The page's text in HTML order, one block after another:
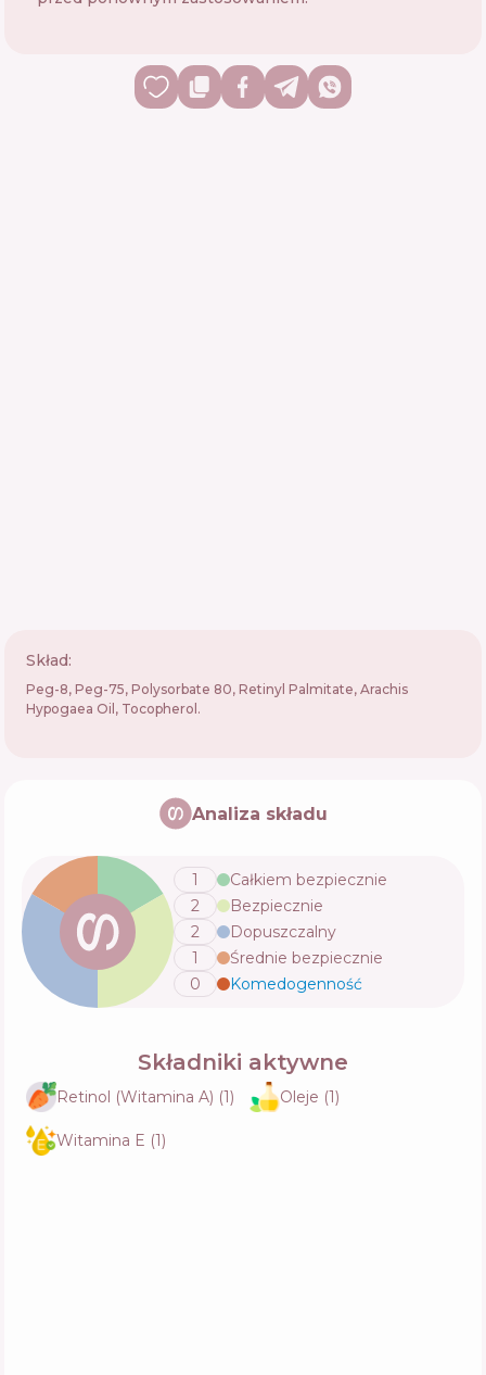
Skład:
Peg-8, Peg-75, Polysorbate 80, Retinyl Palmitate, Arachis
Hypogaea Oil, Tocopherol.
Analiza składu
1
Całkiem bezpiecznie
2
Bezpiecznie
2
Dopuszczalny
1
Średnie bezpiecznie
0
Komedogenność
Składniki aktywne
Retinol (Witamina A) (1) Oleje (1)
Witamina E (1)